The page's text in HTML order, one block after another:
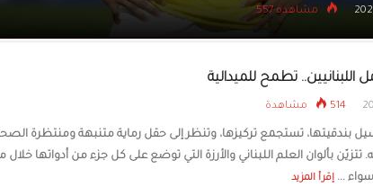
مشاهده 458
اللبنانيين.. تطمح للميدالية
514 مشاهدة
بندقيتها، تستجمع تركيزها، وتنظر إلى حقل رماية متنبهة ومنتظرة
تتزيّن بألوان العلم اللبناني والأرزة التي توضع على كل جزء من أدواتها خلال
سواء ... إقرأ المزيد
أسطورة طرابزون:
صفقة في تاريخ